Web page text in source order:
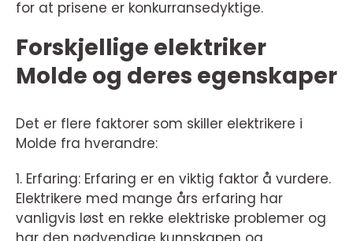
for at prisene er konkurransedyktige.
Forskjellige elektriker
Molde og deres egenskaper
Det er flere faktorer som skiller elektrikere i
Molde fra hverandre:
1. Erfaring: Erfaring er en viktig faktor å vurdere.
Elektrikere med mange års erfaring har
vanligvis løst en rekke elektriske problemer og